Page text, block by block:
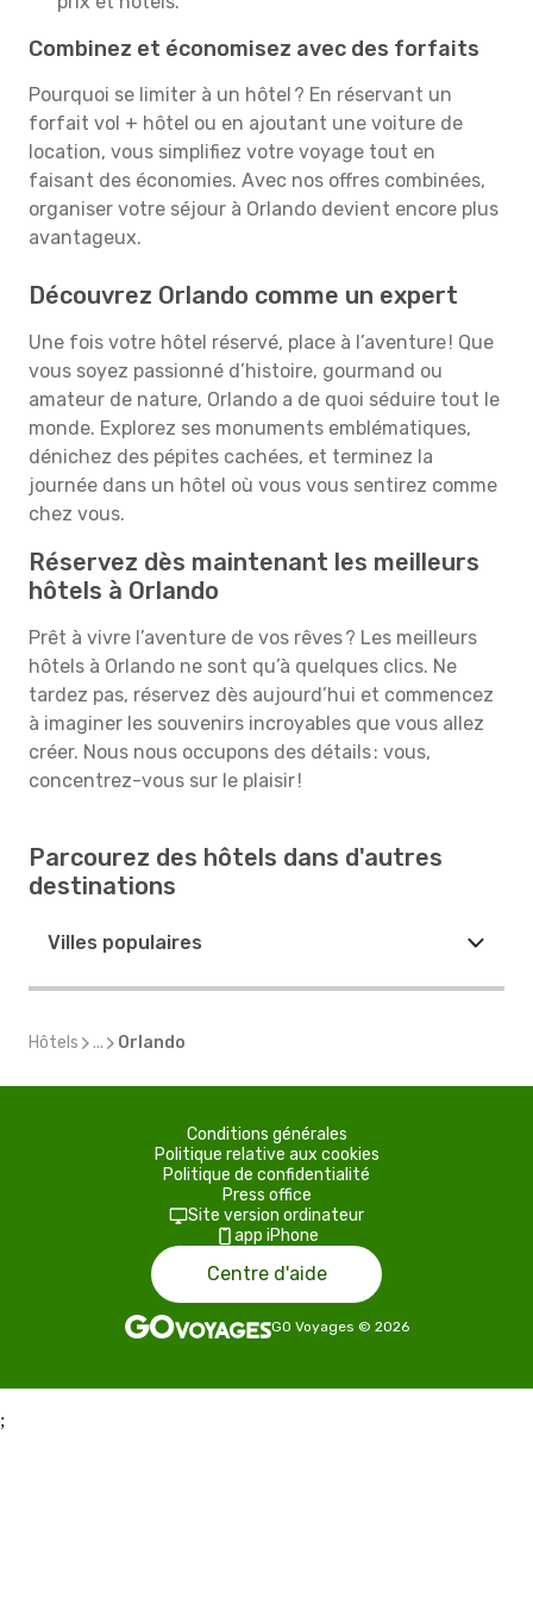
Combinez et économisez avec des forfaits
Pourquoi se limiter à un hôtel ? En réservant un
forfait vol + hôtel ou en ajoutant une voiture de
location, vous simplifiez votre voyage tout en
faisant des économies. Avec nos offres combinées,
organiser votre séjour à Orlando devient encore plus
avantageux.
Découvrez Orlando comme un expert
Une fois votre hôtel réservé, place à l’aventure ! Que
vous soyez passionné d’histoire, gourmand ou
amateur de nature, Orlando a de quoi séduire tout le
monde. Explorez ses monuments emblématiques,
dénichez des pépites cachées, et terminez la
journée dans un hôtel où vous vous sentirez comme
chez vous.
Réservez dès maintenant les meilleurs
hôtels à Orlando
Prêt à vivre l’aventure de vos rêves ? Les meilleurs
hôtels à Orlando ne sont qu’à quelques clics. Ne
tardez pas, réservez dès aujourd’hui et commencez
à imaginer les souvenirs incroyables que vous allez
créer. Nous nous occupons des détails : vous,
concentrez-vous sur le plaisir !
Parcourez des hôtels dans d'autres
destinations
Villes populaires
Hôtels ... Orlando
Conditions générales
Politique relative aux cookies
Politique de confidentialité
Press office
Site version ordinateur
app iPhone
Centre d'aide
GO Voyages © 2026
;